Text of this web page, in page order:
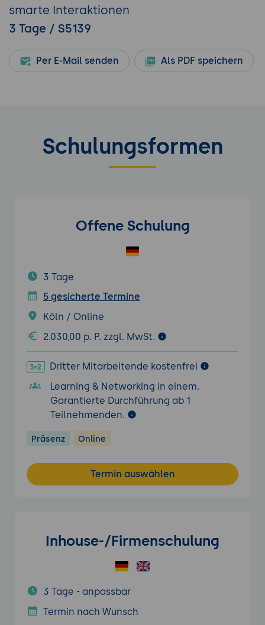
smarte Interaktionen
3 Tage / S5139
Per E-Mail senden Als PDF speichern
Schulungsformen
Offene Schulung
3 Tage
5 gesicherte Termine
Köln / Online
2.030,00 p. P. zzgl. MwSt.
Dritter Mitarbeitende kostenfrei
Learning & Networking in einem.
Garantierte Durchführung ab 1
Teilnehmenden.
Präsenz Online
Termin auswählen
Inhouse-/Firmenschulung
3 Tage - anpassbar
Termin nach Wunsch